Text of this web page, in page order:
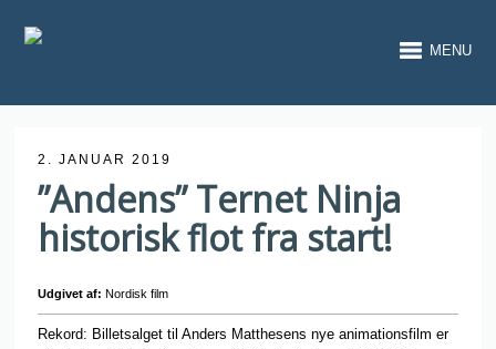
MENU
2. JANUAR 2019
”Andens” Ternet Ninja
historisk flot fra start!
Udgivet af:Nordisk film
Rekord: Billetsalget til Anders Matthesens nye animationsfilm er